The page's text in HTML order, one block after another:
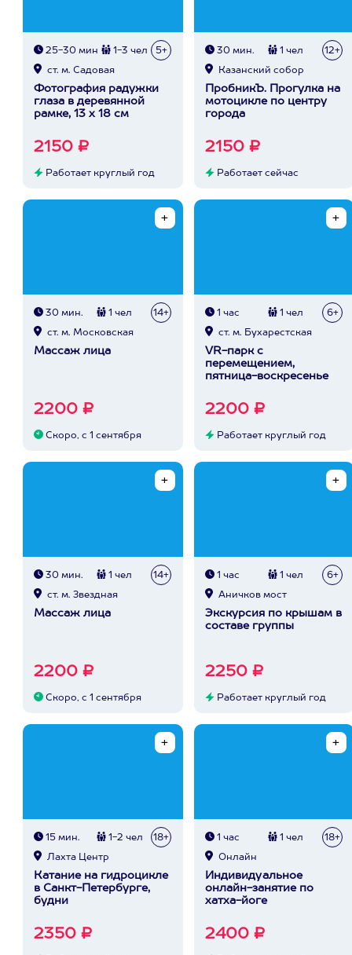
25-30 мин 1-3 чел 5+
ст. м. Садовая
Фотография радужки
глаза в деревянной
рамке, 13 х 18 см
2150 ₽
Работает круглый год
30 мин. 1 чел 12+
Казанский собор
ПробникЪ. Прогулка на
мотоцикле по центру
города
2150 ₽
Работает сейчас
30 мин. 1 чел 14+
ст. м. Московская
Массаж лица
2200 ₽
Скоро, с 1 сентября
1 час 1 чел 6+
ст. м. Бухарестская
VR-парк с
перемещением,
пятница-воскресенье
2200 ₽
Работает круглый год
30 мин. 1 чел 14+
ст. м. Звездная
Массаж лица
2200 ₽
Скоро, с 1 сентября
1 час 1 чел 6+
Аничков мост
Экскурсия по крышам в
составе группы
2250 ₽
Работает круглый год
15 мин. 1-2 чел 18+
Лахта Центр
Катание на гидроцикле
в Санкт-Петербурге,
будни
2350 ₽
1 час 1 чел 18+
Онлайн
Индивидуальное
онлайн-занятие по
хатха-йоге
2400 ₽